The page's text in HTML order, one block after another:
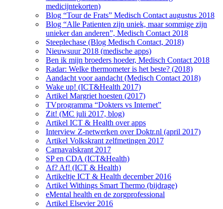
medicijntekorten)
Blog “Tour de Frats” Medisch Contact augustus 2018
Blog “Alle Patienten zijn uniek, maar sommige zijn
unieker dan anderen”, Medisch Contact 2018
Steeplechase (Blog Medisch Contact, 2018)
Nieuwsuur 2018 (medische apps)
Ben ik mijn broeders hoeder, Medisch Contact 2018
Radar: Welke thermometer is het beste? (2018)
Aandacht voor aandacht (Medisch Contact 2018)
Wake up! (ICT&Health 2017)
Artikel Margriet hoesten (2017)
TVprogramma “Dokters vs Internet”
Zit! (MC juli 2017, blog)
Artikel ICT & Health over apps
Interview Z-netwerken over Doktr.nl (april 2017)
Artikel Volkskrant zelfmetingen 2017
Carnavalskrant 2017
SP en CDA (ICT&Health)
Af? Af! (ICT & Health)
Artikeltje ICT & Health december 2016
Artikel Withings Smart Thermo (bijdrage)
eMental health en de zorgprofessional
Artikel Elsevier 2016